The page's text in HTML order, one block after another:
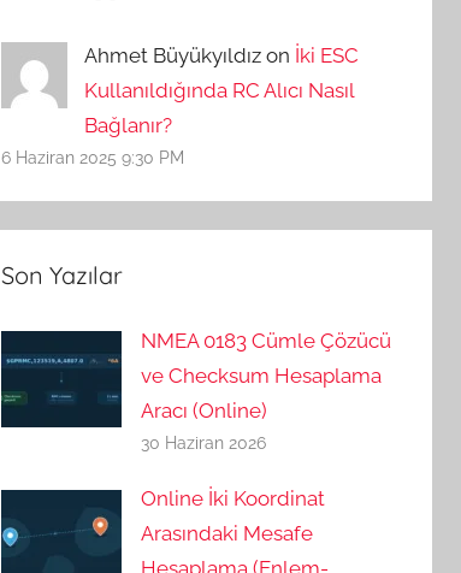
Ahmet Büyükyıldız on İki ESC
Kullanıldığında RC Alıcı Nasıl
Bağlanır?
6 Haziran 2025 9:30 PM
Son Yazılar
NMEA 0183 Cümle Çözücü
ve Checksum Hesaplama
Aracı (Online)
30 Haziran 2026
Online İki Koordinat
Arasındaki Mesafe